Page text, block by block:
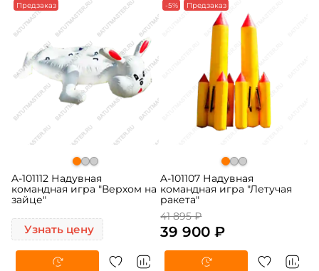
Предзаказ
A-101112 Надувная
командная игра "Верхом на
зайце"
Узнать цену
-5% Предзаказ
A-101107 Надувная
командная игра "Летучая
ракета"
41 895 ₽
39 900 ₽